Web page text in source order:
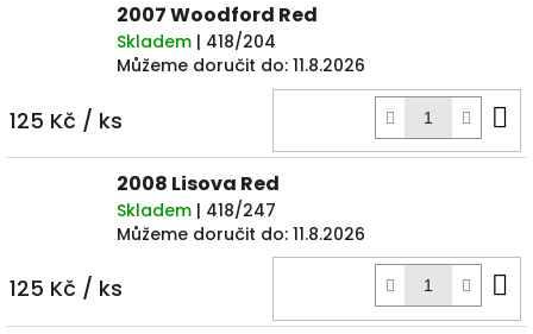
2007 Woodford Red
Skladem | 418/204
Můžeme doručit do: 11.8.2026
125 Kč / ks
2008 Lisova Red
Skladem | 418/247
Můžeme doručit do: 11.8.2026
125 Kč / ks